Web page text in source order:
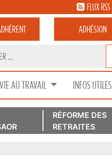
FLUX RSS
ADHÉSION
VIE AU TRAVAIL INFOS UTILES
RÉFORME DES
RETRAITES